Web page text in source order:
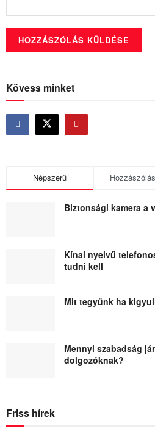
Kövess minket
Népszerű
Biztonsági kamera a
Kínai nyelvű
tudni kell
Mit tegyünk ha
Mennyi szabadság
dolgozóknak?
Friss hírek